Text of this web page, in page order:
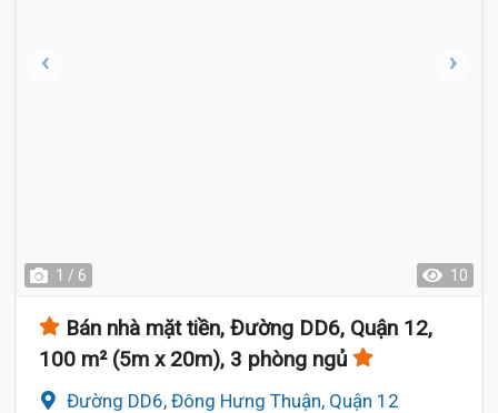
1 / 6 10
Bán nhà mặt tiền, Đường DD6, Quận 12,
100 m² (5m x 20m), 3 phòng ngủ
Đường DD6, Đông Hưng Thuận, Quận 12